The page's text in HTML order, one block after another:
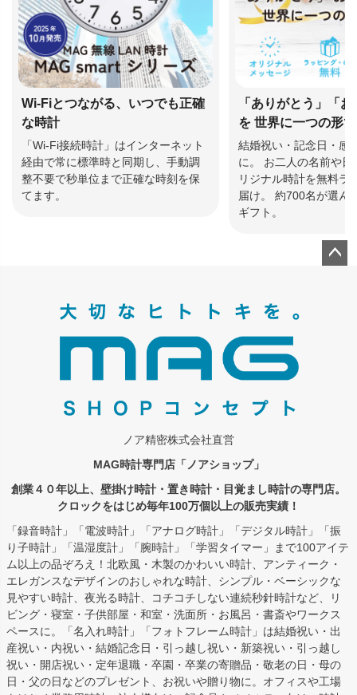
Wi-Fiとつながる、いつでも正確
な時計
「Wi-Fi接続時計」はインターネット
経由で常に標準時と同期し、手動調
整不要で秒単位まで正確な時刻を保
てます。
「ありがとう」「
を 世界に一つの形
結婚祝い・記念日・感
に。 お二人の名前や日
リジナル時計を無料ラ
届け。 約700名が選ん
ギフト。
ノア精密株式会社直営
MAG時計専門店「ノアショップ」
創業４０年以上、壁掛け時計・置き時計・目覚まし時計の専門店。
クロックをはじめ毎年100万個以上の販売実績！
「録音時計」「電波時計」「アナログ時計」「デジタル時計」「振
り子時計」「温湿度計」「腕時計」「学習タイマー」まで100アイテ
ム以上の品ぞろえ！北欧風・木製のかわいい時計、アンティーク・
エレガンスなデザインのおしゃれな時計、シンプル・ベーシックな
見やすい時計、夜光る時計、コチコチしない連続秒針時計など、リ
ビング・寝室・子供部屋・和室・洗面所・お風呂・書斎やワークス
ペースに。「名入れ時計」「フォトフレーム時計」は結婚祝い・出
産祝い・内祝い・結婚記念日・引っ越し祝い・新築祝い・引っ越し
祝い・開店祝い・定年退職・卒園・卒業の寄贈品・敬老の日・母の
日・父の日などのプレゼント、お祝いや贈り物に。オフィスや工場